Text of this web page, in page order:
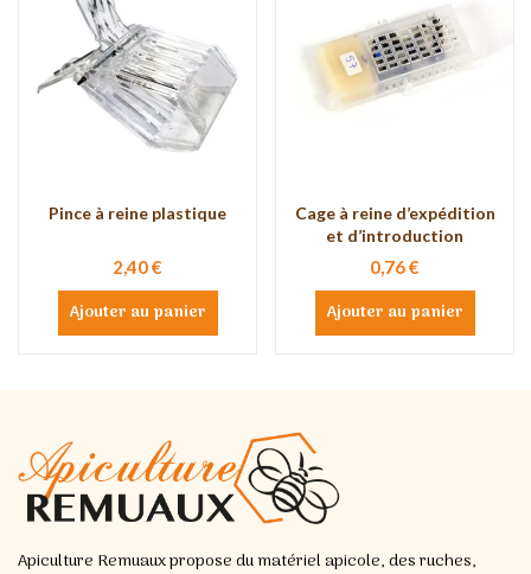
Pince à reine plastique
2,40 €
Ajouter au panier
Cage à reine d’expédition
et d’introduction
0,76 €
Ajouter au panier
Apiculture Remuaux propose du matériel apicole, des ruches,